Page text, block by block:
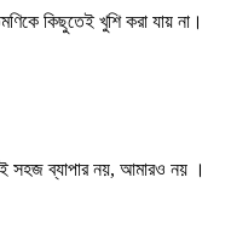
কিছুতেই খুশি করা যায় না।
সহজ ব্যাপার নয়, আমারও নয় ।